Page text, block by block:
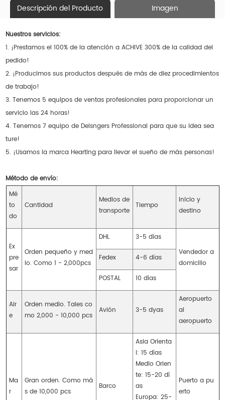
Descripción del Producto Imagen
Nuestros servicios:
1. ¡Prestamos el 100% de la atención a ACHIVE 300% de la calidad del
pedido!
2. ¡Producimos sus productos después de más de diez procedimientos
de trabajo!
3. Tenemos 5 equipos de ventas profesionales para proporcionar un
servicio las 24 horas!
4. Tenemos 7 equipo de Deisngers Professional para que su idea sea
ture!
5. ¡Usamos la marca Hearting para llevar el sueño de más personas!
Método de envío:
Mé
to
do
Cantidad
Medios de
transporte
Tiempo
Inicio y
destino
Ex
pre
sar
Orden pequeño y med
io. Como 1 - 2,000pcs
DHL
3-5 días
Vendedor a
domicilio
Fedex 4-6 días
POSTAL 10 días
Air
e
Orden medio. Tales co
mo 2,000 - 10,000 pcs
Avión 3-5 dyas
Aeropuerto
al
aeropuerto
Ma
r
Gran orden. Como má
s de 10,000 pcs
Barco
Asia Orienta
l: 15 días
Medio Orien
te: 15-20 dí
as
Europa: 25-
Puerto a pu
erto